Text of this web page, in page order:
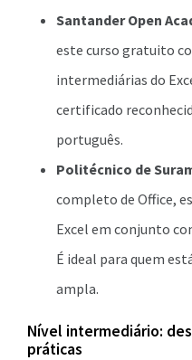
Santander Open
este curso gratuito
intermediárias do
certificado
português.
Politécnico de
completo de Office,
Excel em conjunto
É ideal para quem
ampla.
Nível intermediário:
práticas